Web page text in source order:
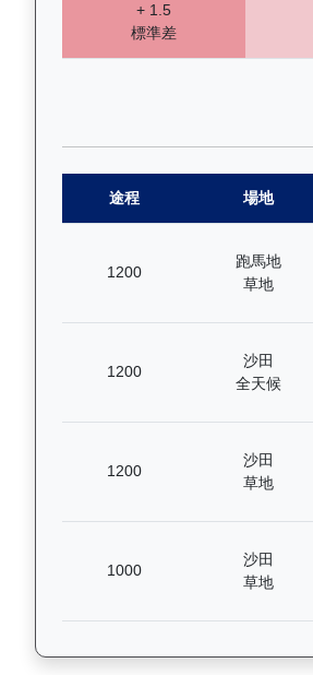
+ 1.5
標準差
途程 場地
1200
跑馬地
草地
1200
沙田
全天候
1200
沙田
草地
1000
沙田
草地